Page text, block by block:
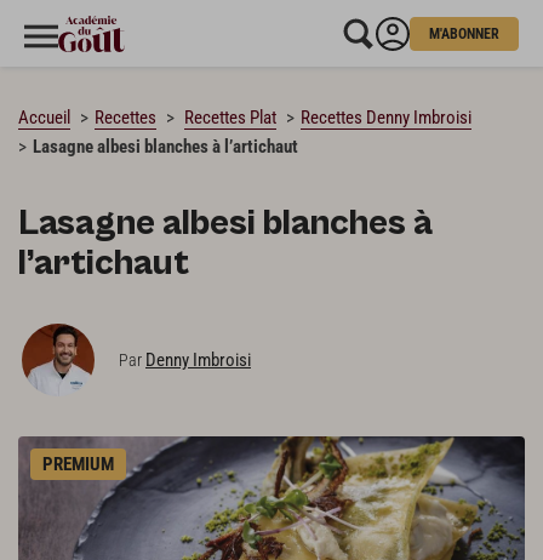
M'ABONNER
Accueil Recettes Recettes Plat
Recettes Denny Imbroisi
Lasagne albesi blanches à l’artichaut
Lasagne albesi blanches à
l’artichaut
Par Denny Imbroisi
PREMIUM
CHARGEMENT…